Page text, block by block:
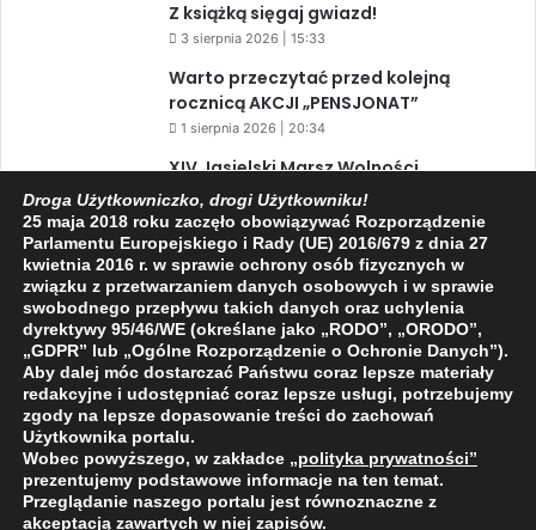
Z książką sięgaj gwiazd!
3 sierpnia 2026 | 15:33
Warto przeczytać przed kolejną
rocznicą AKCJI „PENSJONAT”
1 sierpnia 2026 | 20:34
XIV Jasielski Marsz Wolności
31 lipca 2026 | 11:44
Facebook
X YouTube
2009 - 2026 © Wszelkie prawa zastrzeżone
O NAS
REDAKCJA POLITYKA PRYWATNOŚCI
Droga Użytkowniczko, drogi Użytkowniku!
25 maja 2018 roku zaczęło obowiązywać Rozporządzenie
Parlamentu Europejskiego i Rady (UE) 2016/679 z dnia 27
kwietnia 2016 r. w sprawie ochrony osób fizycznych w
związku z przetwarzaniem danych osobowych i w sprawie
swobodnego przepływu takich danych oraz uchylenia
dyrektywy 95/46/WE (określane jako „RODO”, „ORODO”,
„GDPR” lub „Ogólne Rozporządzenie o Ochronie Danych”).
Aby dalej móc dostarczać Państwu coraz lepsze materiały
redakcyjne i udostępniać coraz lepsze usługi, potrzebujemy
zgody na lepsze dopasowanie treści do zachowań
Użytkownika portalu.
Wobec powyższego, w zakładce „polityka prywatności”
prezentujemy podstawowe informacje na ten temat.
Przeglądanie naszego portalu jest równoznaczne z
akceptacją zawartych w niej zapisów.